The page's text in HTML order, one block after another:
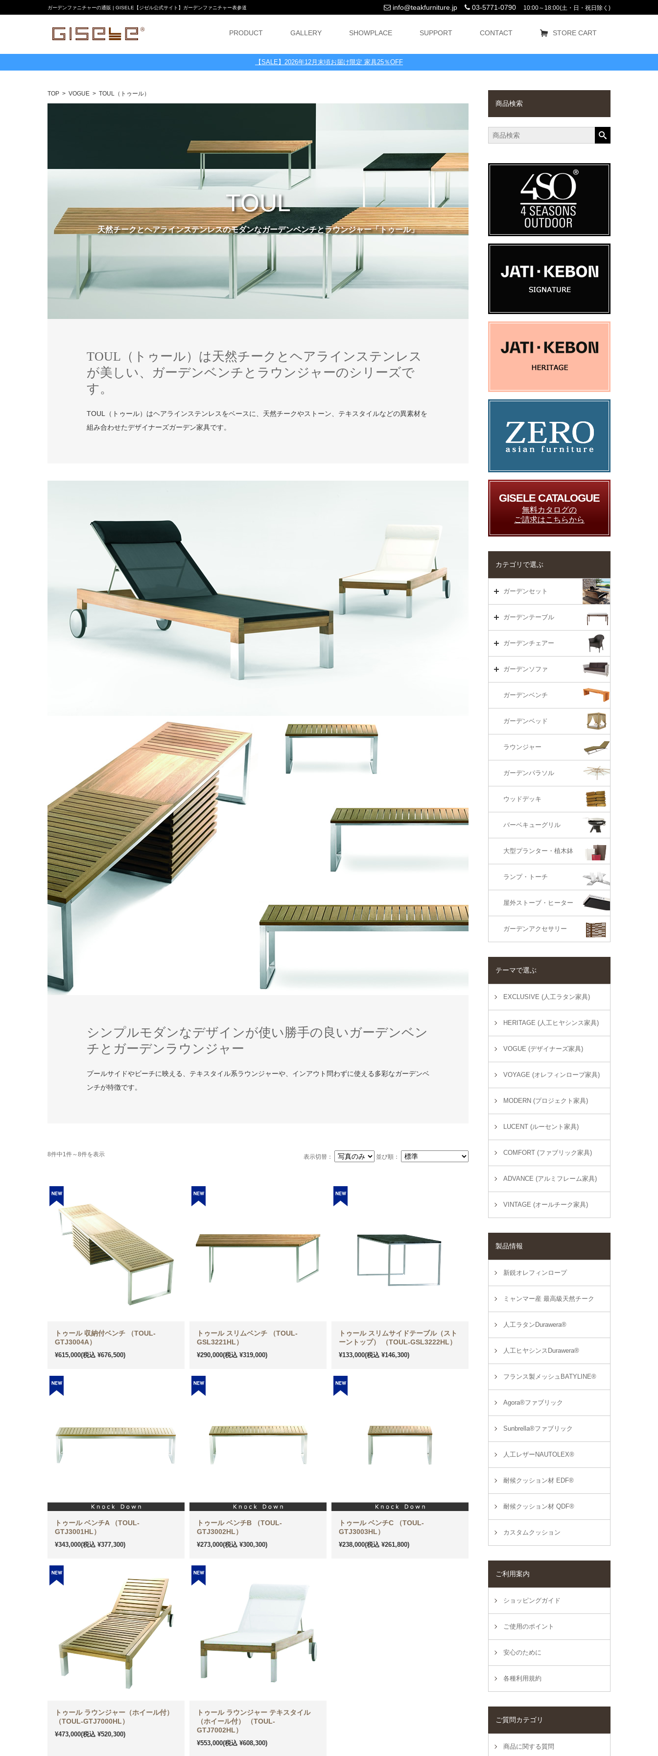
ガーデンファニチャーの通販 | GISELE【ジゼル公式サイト】ガーデンファニチャー表参道 info@teakfurniture.jp 03-5771-0790 10:00～18:00(土・日・祝日除く)
PRODUCT GALLERY SHOWPLACE SUPPORT CONTACT STORE CART
【SALE】2026年12月末頃お届け限定 家具25％OFF
TOP VOGUE TOUL（トゥール）
TOUL
天然チークとヘアラインステンレスのモダンなガーデンベンチとラウンジャー「トゥール」
TOUL（トゥール）は天然チークとヘアラインステンレス
が美しい、ガーデンベンチとラウンジャーのシリーズで
す。
TOUL（トゥール）はヘアラインステンレスをベースに、天然チークやストーン、テキスタイルなどの異素材を
組み合わせたデザイナーズガーデン家具です。
シンプルモダンなデザインが使い勝手の良いガーデンベン
チとガーデンラウンジャー
プールサイドやビーチに映える、テキスタイル系ラウンジャーや、インアウト問わずに使える多彩なガーデンベ
ンチが特徴です。
表示切替： 並び順：
8件中1件～8件を表示
トゥール 収納付ベンチ （TOUL-
GTJ3004A）
¥615,000(税込 ¥676,500)
トゥール スリムベンチ （TOUL-
GSL3221HL）
¥290,000(税込 ¥319,000)
トゥール スリムサイドテーブル（スト
ーントップ） （TOUL-GSL3222HL）
¥133,000(税込 ¥146,300)
トゥール ベンチA （TOUL-
GTJ3001HL）
¥343,000(税込 ¥377,300)
トゥール ベンチB （TOUL-
GTJ3002HL）
¥273,000(税込 ¥300,300)
トゥール ベンチC （TOUL-
GTJ3003HL）
¥238,000(税込 ¥261,800)
トゥール ラウンジャー（ホイール付）
（TOUL-GTJ7000HL）
¥473,000(税込 ¥520,300)
トゥール ラウンジャー テキスタイル
（ホイール付） （TOUL-
GTJ7002HL）
¥553,000(税込 ¥608,300)
商品検索
GISELE CATALOGUE
無料カタログの
ご請求はこちらから
カテゴリで選ぶ
ガーデンセット
ガーデンセット（海外在庫）
ラウンジ・ベッド
ガーデンテーブル
ガーデンテーブルTOP
ガーデンテーブル（海外在庫）
コーヒーテーブル
カウンター・バーテーブル
ガーデンチェアー
ガーデンチェアーTOP
ガーデンチェアー（海外在庫）
カウンター・バーチェアー
ガーデンソファ
ガーデンソファTOP
3Sソファ
オットマン・スツール
ガーデンベンチ
ガーデンベッド
ラウンジャー
ガーデンパラソル
ウッドデッキ
バーベキューグリル
大型プランター・植木鉢
ランプ・トーチ
屋外ストーブ・ヒーター
ガーデンアクセサリー
テーマで選ぶ
EXCLUSIVE (人工ラタン家具)
HERITAGE (人工ヒヤシンス家具)
VOGUE (デザイナーズ家具)
VOYAGE (オレフィンロープ家具)
MODERN (プロジェクト家具)
LUCENT (ルーセント家具)
COMFORT (ファブリック家具)
ADVANCE (アルミフレーム家具)
VINTAGE (オールチーク家具)
製品情報
新鋭オレフィンロープ
ミャンマー産 最高級天然チーク
人工ラタンDurawera®
人工ヒヤシンスDurawera®
フランス製メッシュBATYLINE®
Agora®ファブリック
Sunbrella®ファブリック
人工レザーNAUTOLEX®
耐候クッション材 EDF®
耐候クッション材 QDF®
カスタムクッション
ご利用案内
ショッピングガイド
ご使用のポイント
安心のために
各種利用規約
ご質問カテゴリ
商品に関する質問